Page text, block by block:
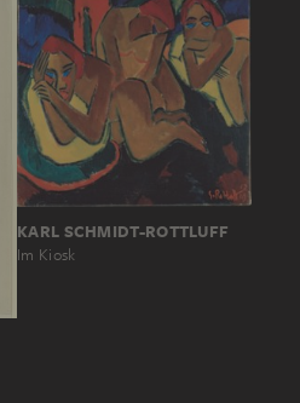
KARL SCHMIDT-ROTTLUFF
Im Kiosk